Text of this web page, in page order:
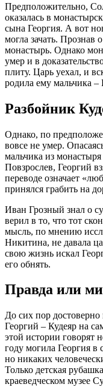
Предположительно,
оказалась в
сына Георгия. А вот
могла зачать. Прознав
монастырь. Однако
умер и в
плиту. Царь уехал, и
родила ему мальчика
Разбойник
Однако, по
вовсе не умер.
мальчика из
Повзрослев, Георгий
переводе означает
принялся грабить на
Иван Грозный знал о
верил в то, что тот
мысль, по мнению
Никитина, не давала
свою жизнь искал
его обнять.
Правда или
До сих пор достоверно
Георгий – Кудеяр на
этой истории говорят
году могила Георгия в
но никаких
Только детская
краеведческом музее